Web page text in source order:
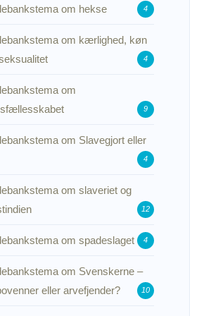
om hekse 4
om kærlighed, køn
4
om
9
om Slavegjort eller
4
om slaveriet og
12
om spadeslaget 4
om Svenskerne –
eller arvefjender?
10